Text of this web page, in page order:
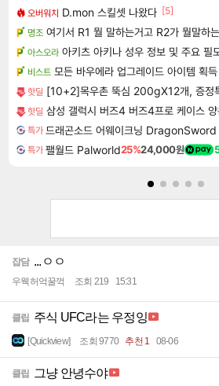
오버워치 D.mon 스킬셋 나왔다 [5]
명조 여기서 R1 뭘 말하는거고 R2가 뭘말하
아스오라 아키츠 아키나 성우 정보 및 주요 필
비스트 모든 바우에라 업그레이드 아이템 획
핫딜 [10+2]목우촌 뚝심 200gX12개, 증정
핫딜 삼성 갤럭시 버즈4 버즈4프로 케이스
특가
특가 팰월드 Palworld25%24,000원
잡담 ...ㅇㅇ
우웩허억꿀꺽 조회 219 15:31
클립 주식 UFC라는 우정잉
[Quickview] 조회 9770 추천 1 08-06
클립 그냥 안녕수야